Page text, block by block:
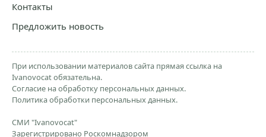
Контакты
Предложить новость
При использовании материалов сайта прямая ссылка на
Ivanovocat обязательна.
Согласие на обработку персональных данных.
Политика обработки персональных данных.
СМИ "Ivanovocat"
Зарегистрировано Роскомнадзором